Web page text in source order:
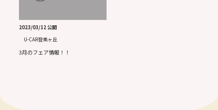
2023/03/12 公開
U-CAR登美ヶ丘
3月のフェア情報！！